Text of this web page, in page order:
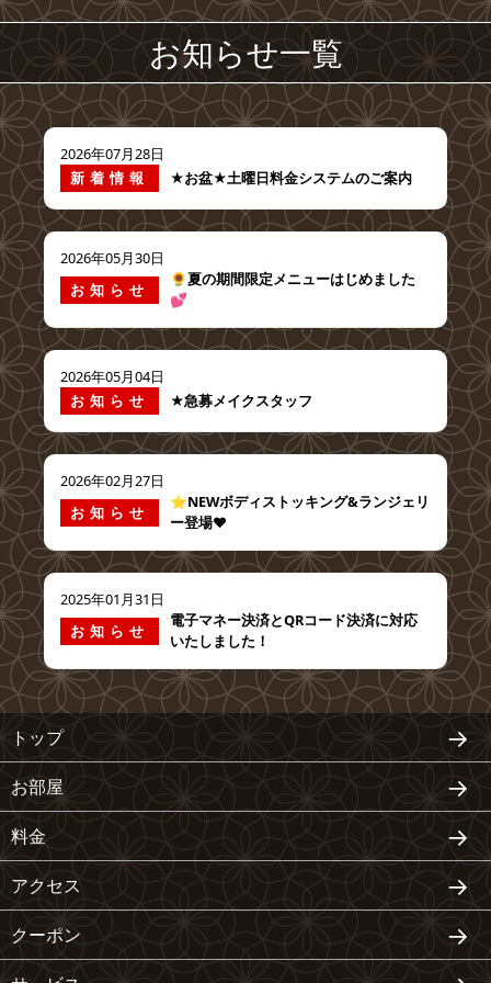
お知らせ一覧
2026年07月28日
新着情報
★お盆★土曜日料金システムのご案内
2026年05月30日
お知らせ
🌻夏の期間限定メニューはじめました
💕
2026年05月04日
お知らせ
★急募メイクスタッフ
2026年02月27日
お知らせ
⭐️NEWボディストッキング&ランジェリ
ー登場❤️
2025年01月31日
お知らせ
電子マネー決済とQRコード決済に対応
いたしました！
トップ
お部屋
料金
アクセス
クーポン